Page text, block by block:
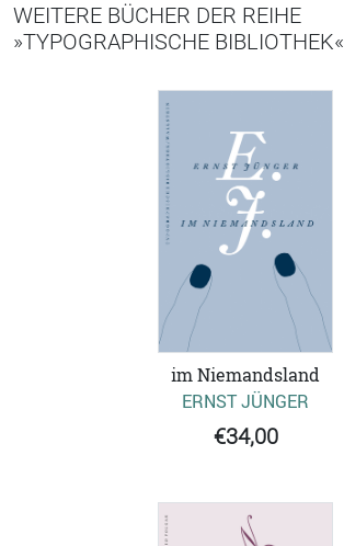
WEITERE BÜCHER DER REIHE
»TYPOGRAPHISCHE BIBLIOTHEK«
im Niemandsland
ERNST JÜNGER
€34,00